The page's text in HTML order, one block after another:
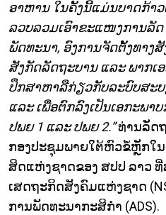
ອາຫານ ໃນຄັ້ງນີ້ແມ່ນບາດກ້າ
ລວບລວມເອົາຂະແໜງການລັ
ພັດທະນາ, ອົງການຈັດຕັ້ງທາງ
ສັງກັດລັດຖະບານ ແລະ ພາກເ
ປຶກສາຫາລືກ່ຽວກັບລະບົບສະ
ແລະ ເພື່ອຕົກລົງເປັນເອກະພາ
ປພຍ 1 ແລະ ປພຍ 2.”ທ່ານລັດ
ກອງປະຊຸມພາຍໃຕ້ຫົວຂໍ້ຫຼັກໃ
ສິດແຫ່ງຊາດຂອງ ສປປ ລາວ
ເສດຖະກິດສັງຄົມແຫ່ງຊາດ
ການພັດທະນາກະສິກຳ (ADS).